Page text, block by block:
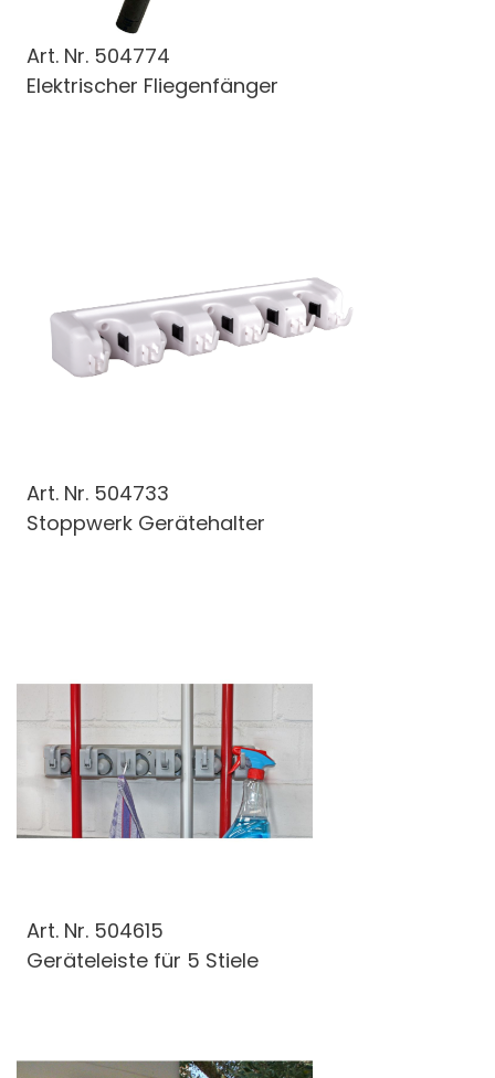
Art. Nr. 504774
Elektrischer Fliegenfänger
Art. Nr. 504733
Stoppwerk Gerätehalter
Art. Nr. 504615
Geräteleiste für 5 Stiele